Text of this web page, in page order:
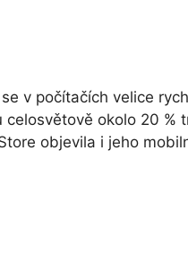
v počítačích velice
okolo 20 %
objevila i jeho